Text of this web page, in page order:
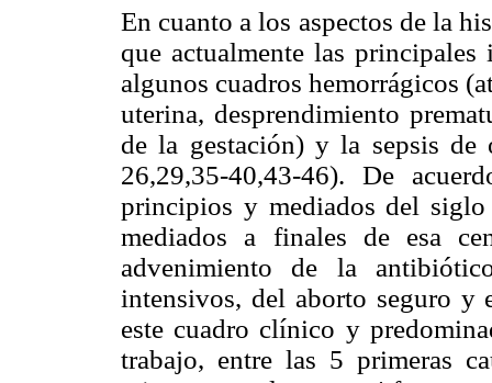
En cuanto a los aspectos de la
que actualmente las
algunos cuadros hemorrágicos
uterina, desprendimiento
de la gestación) y la sepsis de
26,29,35-40,43-46). De
principios y mediados del siglo
mediados a finales de esa
advenimiento de la
intensivos, del aborto seguro y
este cuadro clínico y
trabajo, entre las 5 primeras